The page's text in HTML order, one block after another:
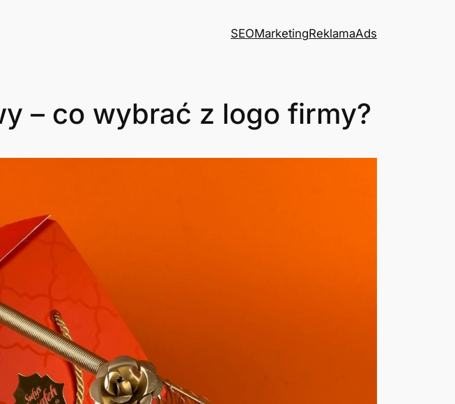
SEOMarketingReklamaAds
– co wybrać z logo firmy?